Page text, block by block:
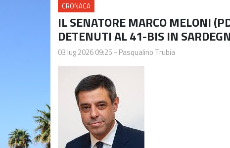
CRONACA
IL SENATORE MARCO MELONI
DETENUTI AL 41-BIS IN
03 lug 2026 09:25 - Pasqualino Trubia